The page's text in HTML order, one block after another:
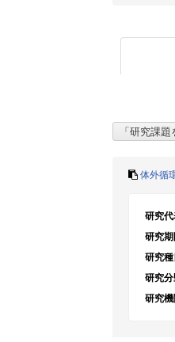
体外循
研究
研究
研究種
研究
研究機